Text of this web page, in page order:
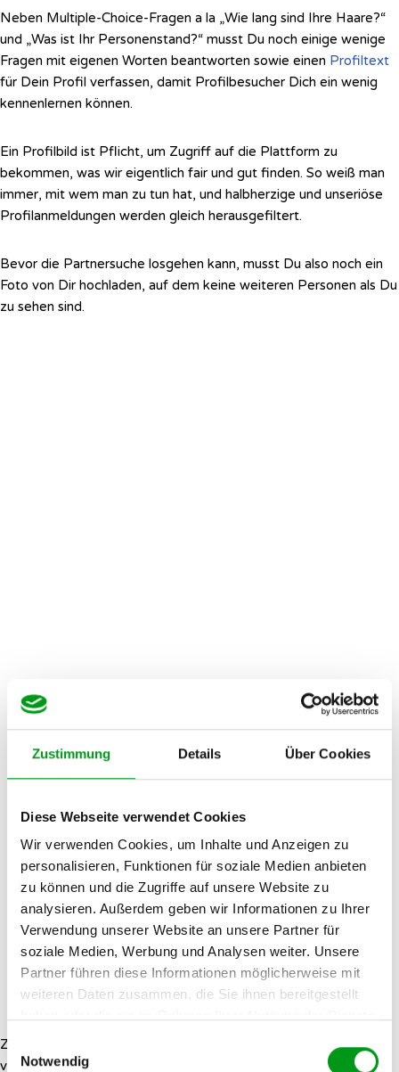
Zustimmung Details Über Cookies
Diese Webseite verwendet Cookies
Wir verwenden Cookies, um Inhalte und Anzeigen zu
personalisieren, Funktionen für soziale Medien anbieten
zu können und die Zugriffe auf unsere Website zu
analysieren. Außerdem geben wir Informationen zu Ihrer
Verwendung unserer Website an unsere Partner für
soziale Medien, Werbung und Analysen weiter. Unsere
Partner führen diese Informationen möglicherweise mit
weiteren Daten zusammen, die Sie ihnen bereitgestellt
Einwilligungsauswahl
Notwendig
Neben Multiple-Choice-Fragen a la „Wie lang sind Ihre Haare?“
und „Was ist Ihr Personenstand?“ musst Du noch einige wenige
Fragen mit eigenen Worten beantworten sowie einen Profiltext
für Dein Profil verfassen, damit Profilbesucher Dich ein wenig
kennenlernen können.
Ein Profilbild ist Pflicht, um Zugriff auf die Plattform zu
bekommen, was wir eigentlich fair und gut finden. So weiß man
immer, mit wem man zu tun hat, und halbherzige und unseriöse
Profilanmeldungen werden gleich herausgefiltert.
Bevor die Partnersuche losgehen kann, musst Du also noch ein
Foto von Dir hochladen, auf dem keine weiteren Personen als Du
zu sehen sind.
Zweisam nutzt Deine Profilangaben, um Dir Profile zu
vermitteln, die Übereinstimmungen aufweisen und